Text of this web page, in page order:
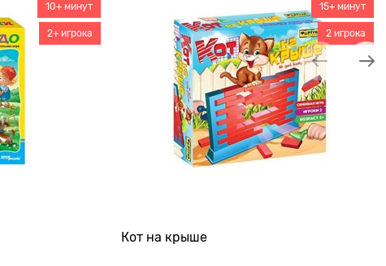
10+ минут
2+ игрока
Кот на крыше
15+ минут
2 игрока